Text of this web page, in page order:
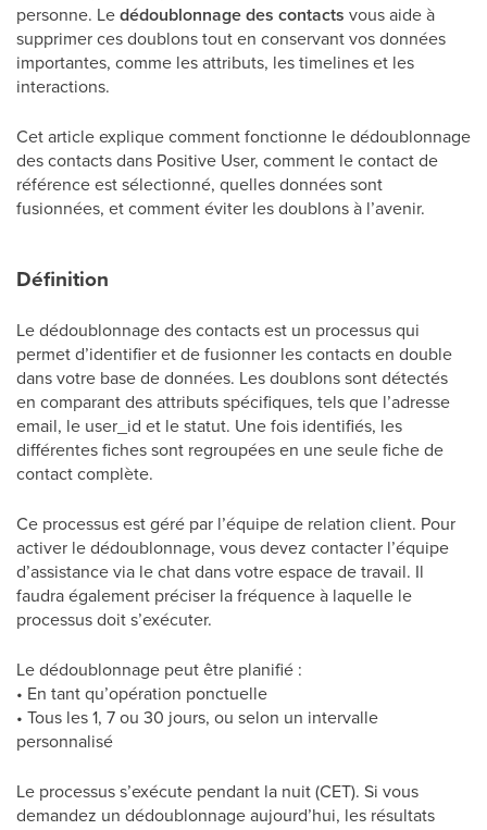
personne. Ledédoublonnage des contacts vous aide à
supprimer ces doublons tout en conservant vos données
importantes, comme les attributs, les timelines et les
interactions.
Cet article explique comment fonctionne le dédoublonnage
des contacts dans Positive User, comment le contact de
référence est sélectionné, quelles données sont
fusionnées, et comment éviter les doublons à l’avenir.
Définition
Le dédoublonnage des contacts est un processus qui
permet d’identifier et de fusionner les contacts en double
dans votre base de données. Les doublons sont détectés
en comparant des attributs spécifiques, tels que l’adresse
email, le user_id et le statut. Une fois identifiés, les
différentes fiches sont regroupées en une seule fiche de
contact complète.
Ce processus est géré par l’équipe de relation client. Pour
activer le dédoublonnage, vous devez contacter l’équipe
d’assistance via le chat dans votre espace de travail. Il
faudra également préciser la fréquence à laquelle le
processus doit s’exécuter.
Le dédoublonnage peut être planifié :
• En tant qu’opération ponctuelle
• Tous les 1, 7 ou 30 jours, ou selon un intervalle
personnalisé
Le processus s’exécute pendant la nuit (CET). Si vous
demandez un dédoublonnage aujourd’hui, les résultats